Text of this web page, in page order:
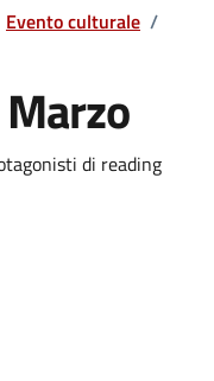
Evento culturale /
di reading